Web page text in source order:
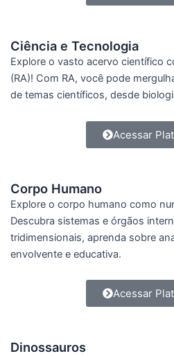
Ciência e Tecnologia
Explore o vasto acervo científico
(RA)! Com RA, você pode
de temas científicos, desde
Acessar
Corpo Humano
Explore o corpo humano como
Descubra sistemas e órgãos
tridimensionais, aprenda sobre
envolvente e educativa.
Acessar
Dinossauros